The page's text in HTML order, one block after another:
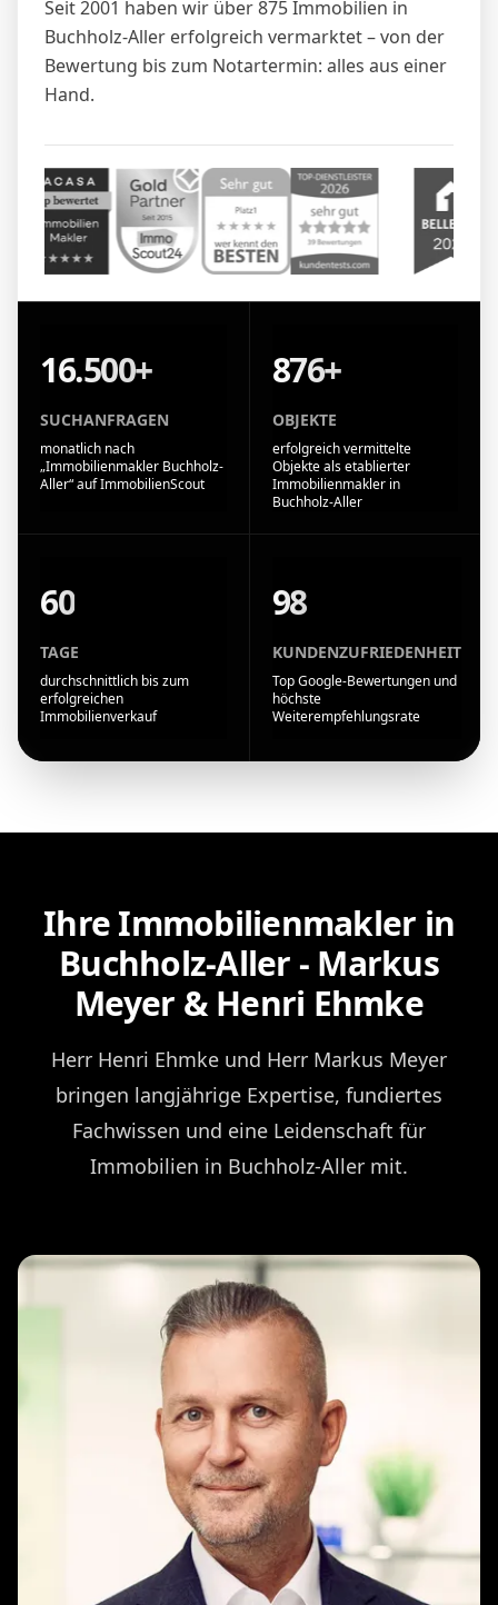
Seit 2001 haben wir über 875 Immobilien in
Buchholz-Aller erfolgreich vermarktet – von der
Bewertung bis zum Notartermin: alles aus einer
Hand.
16.500+
SUCHANFRAGEN
monatlich nach
„Immobilienmakler Buchholz-
Aller“ auf ImmobilienScout
876+
OBJEKTE
erfolgreich vermittelte
Objekte als etablierter
Immobilienmakler in
Buchholz-Aller
60
TAGE
durchschnittlich bis zum
erfolgreichen
Immobilienverkauf
98
KUNDENZUFRIEDENHEIT
Top Google-Bewertungen und
höchste
Weiterempfehlungsrate
Ihre Immobilienmakler in
Buchholz-Aller - Markus
Meyer & Henri Ehmke
Herr Henri Ehmke und Herr Markus Meyer
bringen langjährige Expertise, fundiertes
Fachwissen und eine Leidenschaft für
Immobilien in Buchholz-Aller mit.